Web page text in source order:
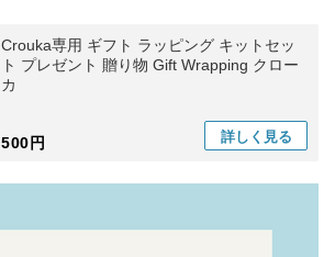
Crouka専用 ギフト ラッピング キットセッ
ト プレゼント 贈り物 Gift Wrapping クロー
カ
500円 詳しく 見る